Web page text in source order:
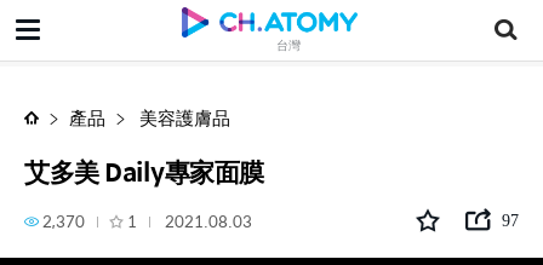
台灣
艾多美 Daily專家面膜
產品 美容護膚品
艾多美 Daily專家面膜
2,370 1 2021.08.03 97